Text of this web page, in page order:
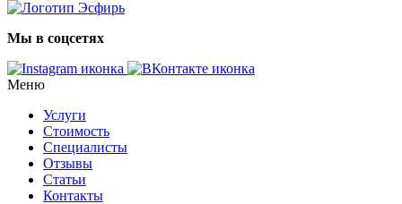
Мы в соцсетях
Меню
Услуги
Стоимость
Специалисты
Отзывы
Статьи
Контакты